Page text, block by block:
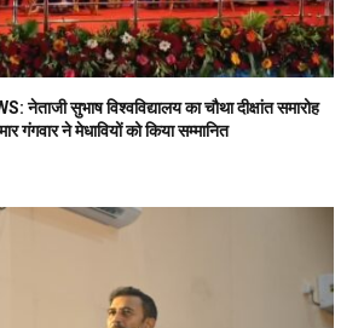
सुभाष विश्वविद्यालय का चौथा दीक्षांत समारोह
गंगवार ने मेधावियों को किया सम्मानित